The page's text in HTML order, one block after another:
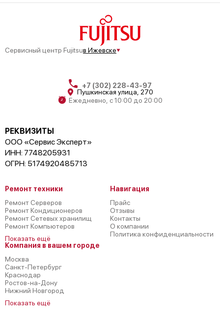
Сервисный центр Fujitsuв Ижевске
+7 (302) 228-43-97
Пушкинская улица, 270
Ежедневно, с 10:00 до 20:00
РЕКВИЗИТЫ
ООО «Сервис Эксперт»
ИНН: 7748205931
ОГРН: 5174920485713
Ремонт техники
Ремонт Серверов
Ремонт Кондиционеров
Ремонт Сетевых хранилищ
Ремонт Компьютеров
Показать ещё
Компания в вашем городе
Москва
Санкт-Петербург
Краснодар
Ростов-на-Дону
Нижний Новгород
Показать ещё
Навигация
Прайс
Отзывы
Контакты
О компании
Политика конфиденциальности